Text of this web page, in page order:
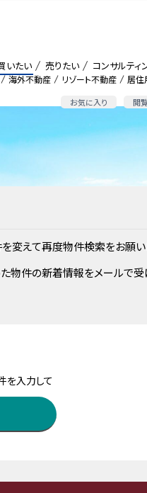
海外不動産 リゾート不動産 居住
お気に入り 閲
いたい 売りたい コンサルティ
変えて再度物件検索をお願い
物件の新着情報をメールで受
を入力して